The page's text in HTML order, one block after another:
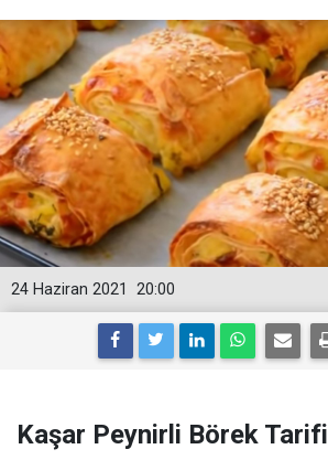
20:00
24 Haziran 2021
Kaşar Peynirli Börek Tarifi